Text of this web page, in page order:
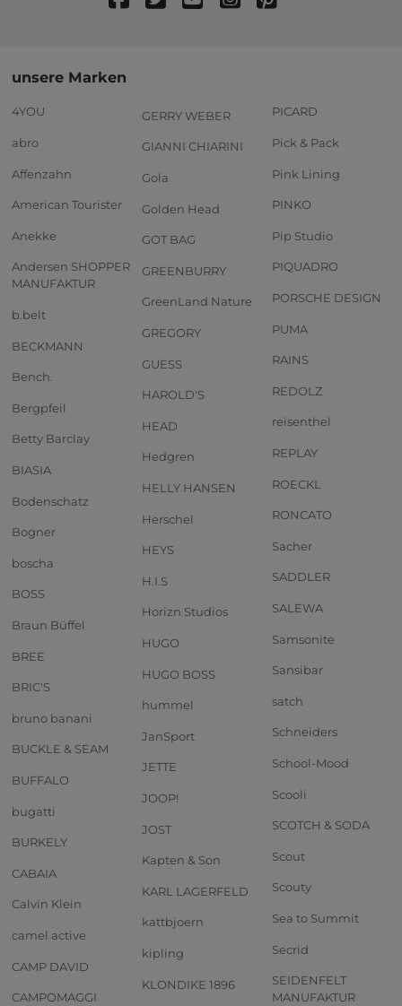
unsere Marken
4YOU
abro
Affenzahn
American Tourister
Anekke
Andersen SHOPPER
MANUFAKTUR
b.belt
BECKMANN
Bench.
Bergpfeil
Betty Barclay
BIASIA
Bodenschatz
Bogner
boscha
BOSS
Braun Büffel
BREE
BRIC'S
bruno banani
BUCKLE & SEAM
BUFFALO
bugatti
BURKELY
CABAIA
Calvin Klein
camel active
CAMP DAVID
CAMPOMAGGI
GERRY WEBER
GIANNI CHIARINI
Gola
Golden Head
GOT BAG
GREENBURRY
GreenLand Nature
GREGORY
GUESS
HAROLD'S
HEAD
Hedgren
HELLY HANSEN
Herschel
HEYS
H.I.S
Horizn Studios
HUGO
HUGO BOSS
hummel
JanSport
JETTE
JOOP!
JOST
Kapten & Son
KARL LAGERFELD
kattbjoern
kipling
KLONDIKE 1896
PICARD
Pick & Pack
Pink Lining
PINKO
Pip Studio
PIQUADRO
PORSCHE DESIGN
PUMA
RAINS
REDOLZ
reisenthel
REPLAY
ROECKL
RONCATO
Sacher
SADDLER
SALEWA
Samsonite
Sansibar
satch
Schneiders
School-Mood
Scooli
SCOTCH & SODA
Scout
Scouty
Sea to Summit
Secrid
SEIDENFELT
MANUFAKTUR